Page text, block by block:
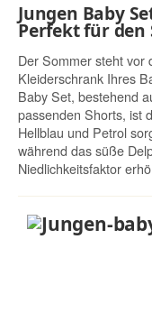
Jungen Baby
Perfekt für den
Der Sommer steht vor
Kleiderschrank Ihres
Baby Set, bestehend
passenden Shorts, ist
Hellblau und Petrol
während das süße
Niedlichkeitsfaktor